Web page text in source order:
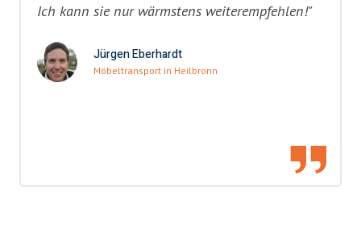
Ich kann sie nur wärmstens weiterempfehlen!"
Jürgen Eberhardt
Möbeltransport in Heilbronn